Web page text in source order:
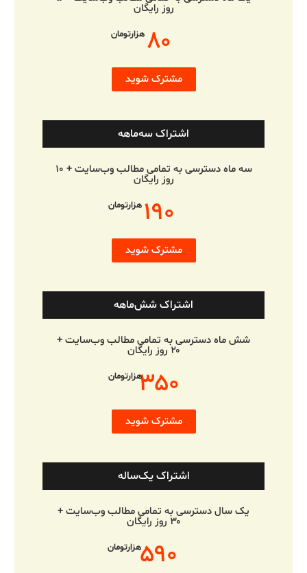
روز رایگان
۸۰ هزارتومان
مشترک شوید
اشتراک سه‌ماهه
سه ماه دسترسی به تمامی مطالب وب‌سایت + ۱۰
روز رایگان
۱۹۰ هزارتومان
مشترک شوید
اشتراک شش‌ماهه
شش ماه دسترسی به تمامی مطالب وب‌سایت +
۲۰ روز رایگان
۳۵۰هزارتومان
مشترک شوید
اشتراک یک‌ساله
یک سال دسترسی به تمامی مطالب وب‌سایت +
۳۰ روز رایگان
۵۹۰هزارتومان